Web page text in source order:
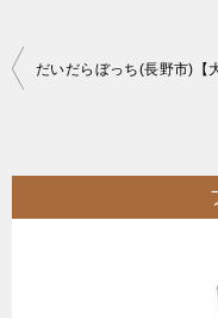
投
ビ
ゲ